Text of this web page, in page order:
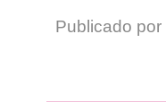
Publicado por